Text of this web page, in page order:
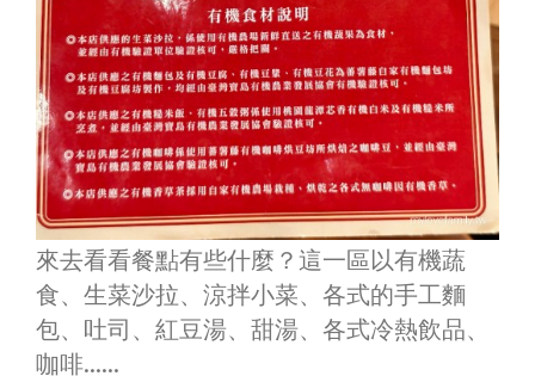
來去看看餐點有些什麼？這一區以有機蔬
食、生菜沙拉、涼拌小菜、各式的手工麵
包、吐司、紅豆湯、甜湯、各式冷熱飲品、
咖啡……